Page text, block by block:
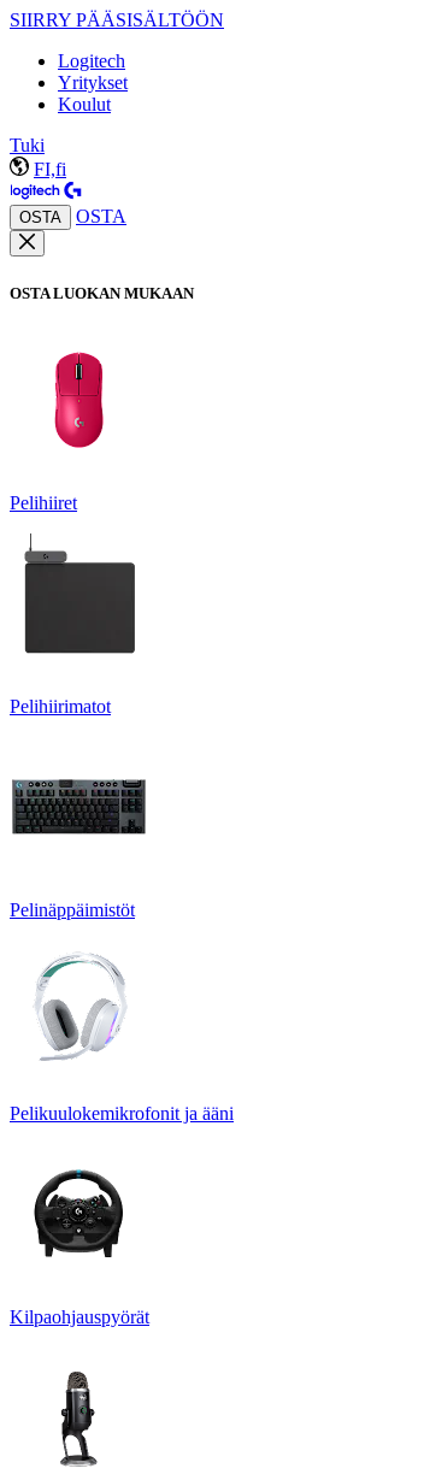
SIIRRY PÄÄSISÄLTÖÖN
Logitech
Yritykset
Koulut
Tuki
FI,fi
OSTA OSTA
OSTA LUOKAN MUKAAN
Pelihiiret
Pelihiirimatot
Pelinäppäimistöt
Pelikuulokemikrofonit ja ääni
Kilpaohjauspyörät